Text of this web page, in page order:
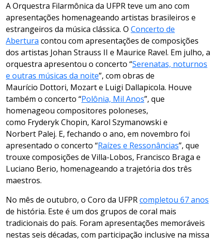
A Orquestra Filarmônica da UFPR teve um ano com
apresentações homenageando artistas brasileiros e
estrangeiros da música clássica. O Concerto de
Abertura contou com apresentações de composições
dos artistas Johan Strauss II e Maurice Ravel. Em julho, a
orquestra apresentou o concerto “Serenatas, noturnos
e outras músicas da noite”, com obras de
Maurício Dottori, Mozart e Luigi Dallapicola. Houve
também o concerto “Polônia, Mil Anos”, que
homenageou compositores poloneses,
como Fryderyk Chopin, Karol Szymanowski e
Norbert Palej. E, fechando o ano, em novembro foi
apresentado o concerto “Raízes e Ressonâncias”, que
trouxe composições de Villa-Lobos, Francisco Braga e
Luciano Berio, homenageando a trajetória dos três
maestros.
No mês de outubro, o Coro da UFPRcompletou 67 anos
de história. Este é um dos grupos de coral mais
tradicionais do país. Foram apresentações memoráveis
nestas seis décadas, com participação inclusive na missa